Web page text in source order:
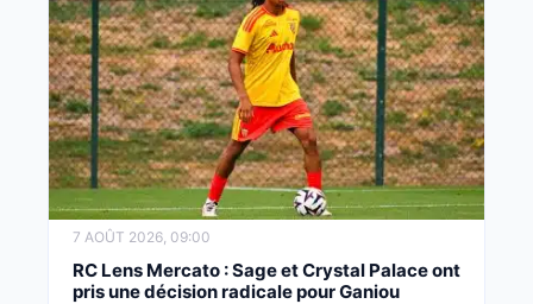
7 AOÛT 2026, 09:00
RC Lens Mercato : Sage et Crystal Palace ont
pris une décision radicale pour Ganiou